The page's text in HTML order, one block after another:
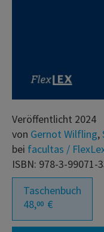
Veröffentlicht 2024
von Gernot Wilfling,
bei facultas /
ISBN: 978-3-99071-
Taschenbuch
48,00 €